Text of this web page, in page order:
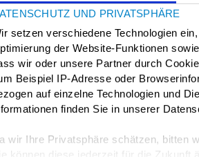
UND PRIVATSPHÄRE
setzen verschiedene Technologien
der Website-Funktionen
wir oder unsere Partner durch
Beispiel IP-Adresse oder
auf einzelne Technologien und
finden Sie in unserer
wir Ihre Privatsphäre schätzen, bitten
können diese jederzeit für die Zukunft
zu reduzieren.
Sie beim
Senioren, Frauen und Jugend.